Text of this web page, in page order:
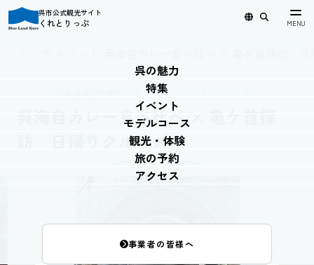
呉市公式観光サイト
くれとりっぷ
呉の魅力
特集
イベント
モデルコース
観光・体験
旅の予約
アクセス
事業者の皆様へ
日本遺産認定都市「呉」が誇るストーリーツーリズム
呉海自カレー食べ比べ × 亀ケ首探
訪 日帰りクルーズ